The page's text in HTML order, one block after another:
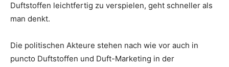
Duftstoffen leichtfertig zu verspielen, geht schneller als
man denkt.
Die politischen Akteure stehen nach wie vor auch in
puncto Duftstoffen und Duft-Marketing in der